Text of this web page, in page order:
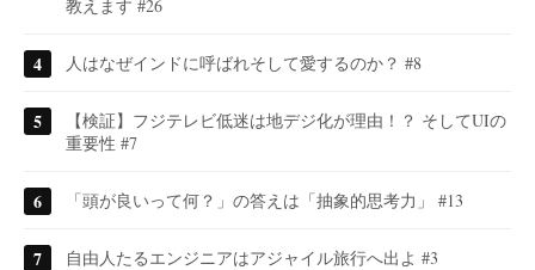
教えます #26
人はなぜインドに呼ばれそして愛するのか？ #8
【検証】フジテレビ低迷は地デジ化が理由！？ そしてUIの
重要性 #7
「頭が良いって何？」の答えは「抽象的思考力」 #13
自由人たるエンジニアはアジャイル旅行へ出よ #3